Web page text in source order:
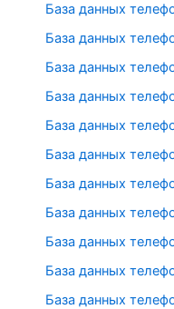
База данных
База данных
База данных
База данных
База данных
База данных
База данных
База данных
База данных
База данных
База данных